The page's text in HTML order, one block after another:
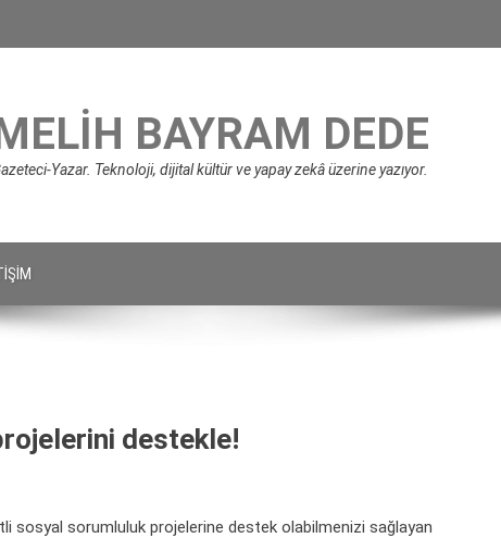
BAYRAM DEDE
Yazar. Teknoloji, dijital kültür ve yapay zekâ üzerine yazıyor.
destekle!
sosyal sorumluluk projelerine destek olabilmenizi sağlayan